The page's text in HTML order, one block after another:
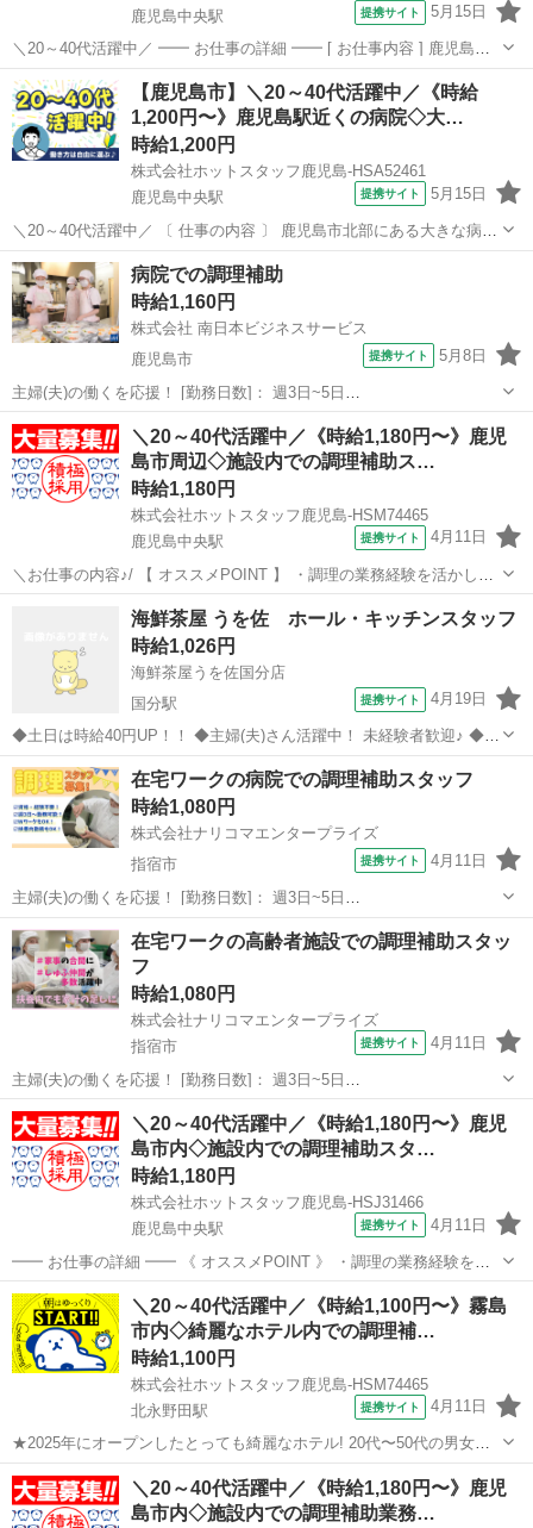
鹿児島中央駅
提携サイト 5月15日
＼20～40代活躍中／ ━━ お仕事の詳細 ━━ [ お仕事内容 ] 鹿児島市
北部にある大きな病院内での調理補助業務! 詳しくは... ・お野菜やお
肉の簡単なカットや下準備 ・調味料の補充や計量 ・食材を焼いたり煮
込む作...
鹿児島 鹿児島市 鹿児島中央駅 キッチン
【鹿児島市】＼20～40代活躍中／《時給
1,200円〜》鹿児島駅近くの病院◇大…
時給1,200円
株式会社ホットスタッフ鹿児島-HSA52461
鹿児島中央駅
提携サイト 5月15日
＼20～40代活躍中／ 〔 仕事の内容 〕 鹿児島市北部にある大きな病院
内での調理補助業務! 詳しくは... ・お野菜やお肉の簡単なカットや下
準備 ・調味料の補充や計量 ・食材を焼いたり煮込む作業 ・お料理の
盛り付け ・食...
鹿児島 鹿児島市 鹿児島中央駅
病院での調理補助
時給1,160円
株式会社 南日本ビジネスサービス
鹿児島市
提携サイト 5月8日
主婦(夫)の働くを応援！ [勤務日数]： 週3日~5日
05:45~13:00/08:30~15:45/12:00~19:15 月/火/水/木/金 などから選べま
す [勤務地・最寄駅]： 鹿児島県鹿児島市谷山中央 【派遣...
鹿児島 鹿児島市 キッチン
＼20～40代活躍中／《時給1,180円〜》鹿児
島市周辺◇施設内での調理補助ス…
時給1,180円
株式会社ホットスタッフ鹿児島-HSM74465
鹿児島中央駅
提携サイト 4月11日
＼お仕事の内容♪/ 【 オススメPOINT 】 ・調理の業務経験を活かして
ガッツリ稼げます! ・初日から超高時給1180円スタートをお約束 ・ス
グに働きたい方もぜひご相談ください! ・資格不問!経験ゼロからスタ
ートできま...
鹿児島中央駅 キッチン
海鮮茶屋 うを佐 ホール・キッチンスタッフ
時給1,026円
海鮮茶屋うを佐国分店
国分駅
提携サイト 4月19日
◆土日は時給40円UP！！ ◆主婦(夫)さん活躍中！ 未経験者歓迎♪ ◆週
1日～、1日2時間～OK ◆土日休みや平日休みOK！◆短期勤務もOK 家
庭や育児と両立OK！ ご都合の良い時間で働けます◎ ‾‾‾‾‾‾‾‾‾...
鹿児島 霧島市 国分駅 キッチン
在宅ワークの病院での調理補助スタッフ
時給1,080円
株式会社ナリコマエンタープライズ
指宿市
提携サイト 4月11日
主婦(夫)の働くを応援！ [勤務日数]： 週3日~5日
10:00~15:00/08:30~17:30/05:30~14:30/14:00~19:00 月/火/水/木/金/土/
日 などから選べます [勤務地・最寄駅]： ...
鹿児島 指宿市 キッチン
在宅ワークの高齢者施設での調理補助スタッ
フ
時給1,080円
株式会社ナリコマエンタープライズ
指宿市
提携サイト 4月11日
主婦(夫)の働くを応援！ [勤務日数]： 週3日~5日
10:00~15:00/08:30~17:30/05:30~14:30/14:00~19:00 月/火/水/木/金/土/
日 などから選べます [勤務地・最寄駅]： ...
鹿児島 指宿市 キッチン
＼20～40代活躍中／《時給1,180円〜》鹿児
島市内◇施設内での調理補助スタ…
時給1,180円
株式会社ホットスタッフ鹿児島-HSJ31466
鹿児島中央駅
提携サイト 4月11日
━━ お仕事の詳細 ━━ 《 オススメPOINT 》 ・調理の業務経験を活
かしてガッツリ稼げます! ・初日から超高時給1180円スタートをお約
束 ・スグに働きたい方もぜひご相談ください! ・資格不問!経験ゼロか
らスタート...
鹿児島 鹿児島中央駅 キッチン
＼20～40代活躍中／《時給1,100円〜》霧島
市内◇綺麗なホテル内での調理補…
時給1,100円
株式会社ホットスタッフ鹿児島-HSM74465
北永野田駅
提携サイト 4月11日
★2025年にオープンしたとっても綺麗なホテル! 20代〜50代の男女ス
タッフさんが大ご活躍中です◎ 家事の延長でも働けちゃうので未経験
の方も安心です♪ ───────────────────── 入社前に職場見学へ
も参...
鹿児島 北永野田駅 キッチン
＼20～40代活躍中／《時給1,180円〜》鹿児
島市内◇施設内での調理補助業務…